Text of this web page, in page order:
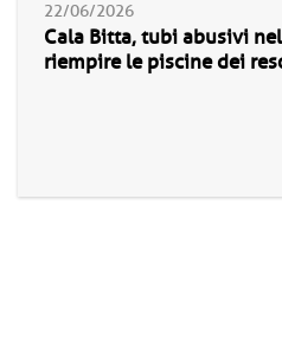
22/06/2026
Cala Bitta, tubi abusivi
riempire le piscine dei